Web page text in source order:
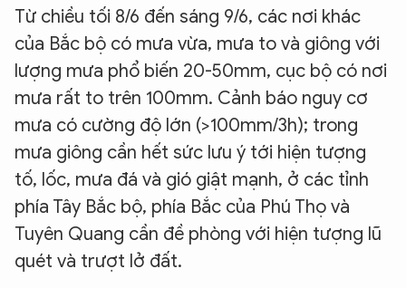
Từ chiều tối 8/6 đến sáng 9/6, các nơi khác
của Bắc bộ có mưa vừa, mưa to và giông với
lượng mưa phổ biến 20-50mm, cục bộ có nơi
mưa rất to trên 100mm. Cảnh báo nguy cơ
mưa có cường độ lớn (>100mm/3h); trong
mưa giông cần hết sức lưu ý tới hiện tượng
tố, lốc, mưa đá và gió giật mạnh, ở các tỉnh
phía Tây Bắc bộ, phía Bắc của Phú Thọ và
Tuyên Quang cần đề phòng với hiện tượng lũ
quét và trượt lở đất.